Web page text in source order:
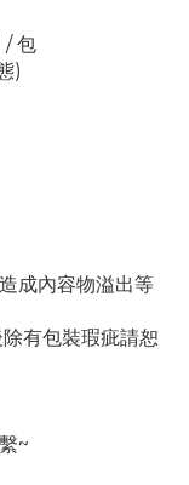
包
)
成內容物溢出等
有包裝瑕疵請恕
~